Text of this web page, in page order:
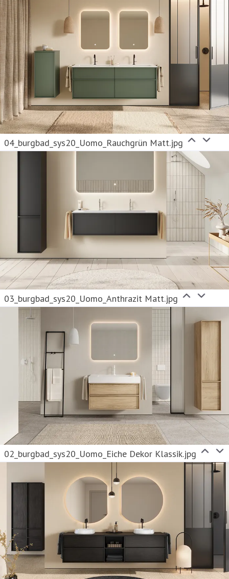
04_burgbad_sys20_Uomo_Rauchgrün Matt.jpg
03_burgbad_sys20_Uomo_Anthrazit Matt.jpg
02_burgbad_sys20_Uomo_Eiche Dekor Klassik.jpg